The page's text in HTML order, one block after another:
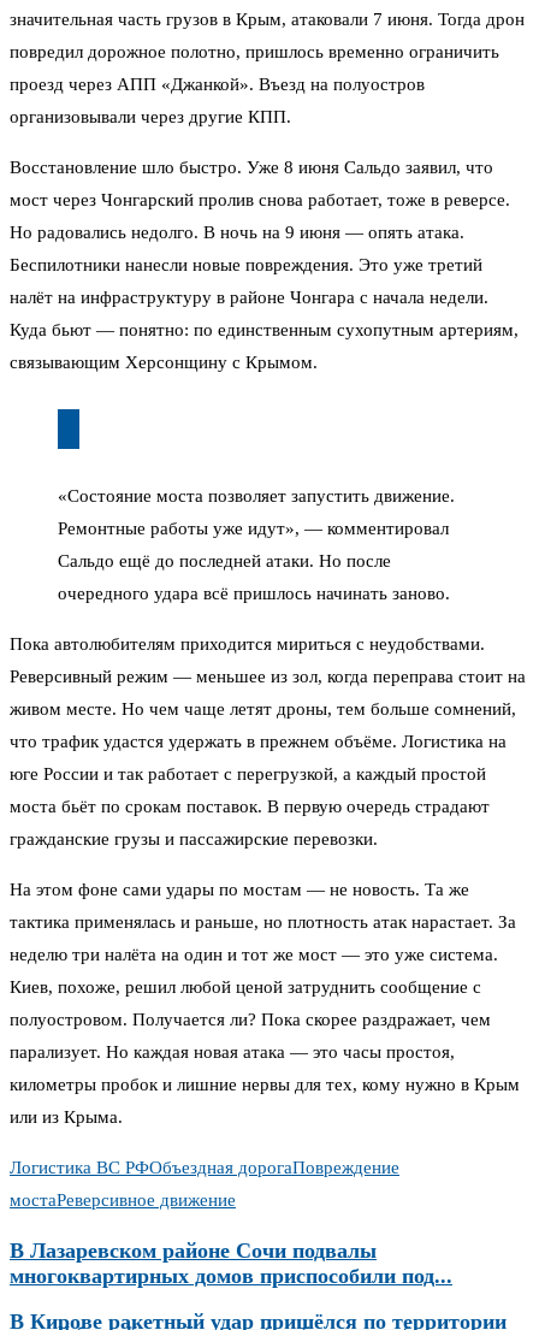
значительная часть грузов в Крым, атаковали 7 июня. Тогда дрон
повредил дорожное полотно, пришлось временно ограничить
проезд через АПП «Джанкой». Въезд на полуостров
организовывали через другие КПП.
Восстановление шло быстро. Уже 8 июня Сальдо заявил, что
мост через Чонгарский пролив снова работает, тоже в реверсе.
Но радовались недолго. В ночь на 9 июня — опять атака.
Беспилотники нанесли новые повреждения. Это уже третий
налёт на инфраструктуру в районе Чонгара с начала недели.
Куда бьют — понятно: по единственным сухопутным артериям,
связывающим Херсонщину с Крымом.
«Состояние моста позволяет запустить движение.
Ремонтные работы уже идут», — комментировал
Сальдо ещё до последней атаки. Но после
очередного удара всё пришлось начинать заново.
Пока автолюбителям приходится мириться с неудобствами.
Реверсивный режим — меньшее из зол, когда переправа стоит на
живом месте. Но чем чаще летят дроны, тем больше сомнений,
что трафик удастся удержать в прежнем объёме. Логистика на
юге России и так работает с перегрузкой, а каждый простой
моста бьёт по срокам поставок. В первую очередь страдают
гражданские грузы и пассажирские перевозки.
На этом фоне сами удары по мостам — не новость. Та же
тактика применялась и раньше, но плотность атак нарастает. За
неделю три налёта на один и тот же мост — это уже система.
Киев, похоже, решил любой ценой затруднить сообщение с
полуостровом. Получается ли? Пока скорее раздражает, чем
парализует. Но каждая новая атака — это часы простоя,
километры пробок и лишние нервы для тех, кому нужно в Крым
или из Крыма.
Логистика ВС РФОбъездная дорогаПовреждение
мостаРеверсивное движение
В Лазаревском районе Сочи подвалы
многоквартирных домов приспособили под...
В Кирове ракетный удар пришёлся по территории